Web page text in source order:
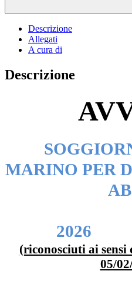
Descrizione
Allegati
A cura di
Descrizione
MARINO PER
(riconosciuti ai sensi
05/